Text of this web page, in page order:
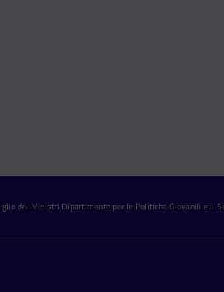
dei Ministri Dipartimento per le Politiche Giovanili e il